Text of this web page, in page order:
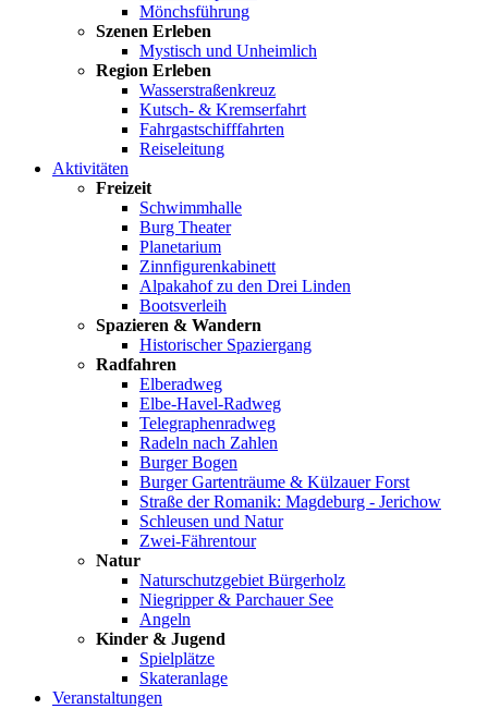
Mönchsführung
Szenen Erleben
Mystisch und Unheimlich
Region Erleben
Wasserstraßenkreuz
Kutsch- & Kremserfahrt
Fahrgastschifffahrten
Reiseleitung
Aktivitäten
Freizeit
Schwimmhalle
Burg Theater
Planetarium
Zinnfigurenkabinett
Alpakahof zu den Drei Linden
Bootsverleih
Spazieren & Wandern
Historischer Spaziergang
Radfahren
Elberadweg
Elbe-Havel-Radweg
Telegraphenradweg
Radeln nach Zahlen
Burger Bogen
Burger Gartenträume & Külzauer Forst
Straße der Romanik: Magdeburg - Jerichow
Schleusen und Natur
Zwei-Fährentour
Natur
Naturschutzgebiet Bürgerholz
Niegripper & Parchauer See
Angeln
Kinder & Jugend
Spielplätze
Skateranlage
Veranstaltungen